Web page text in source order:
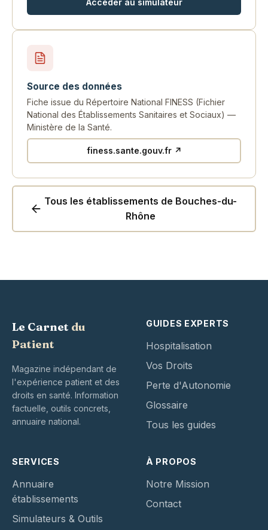
Accéder au simulateur
Source des données
Fiche issue du Répertoire National FINESS (Fichier
National des Établissements Sanitaires et Sociaux) —
Ministère de la Santé.
finess.sante.gouv.fr ↗
Tous les établissements de Bouches-du-
Rhône
Le Carnet du
Patient
Magazine indépendant de
l'expérience patient et des
droits en santé. Information
factuelle, outils concrets,
annuaire national.
GUIDES EXPERTS
Hospitalisation
Vos Droits
Perte d'Autonomie
Glossaire
Tous les guides
SERVICES
Annuaire
établissements
Simulateurs & Outils
À PROPOS
Notre Mission
Contact